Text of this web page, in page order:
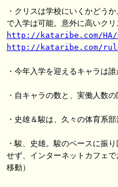
・クリスは学校にいくかどう
http://kataribe.com/HA/
http://kataribe.com/rule/
・今年入学を迎えるキャラは
・自キャラの数と、実働人数
・史雄＆駿は、久々の体育系部
・駿、史雄。駿のペースに振
せず、インターネットカフェ